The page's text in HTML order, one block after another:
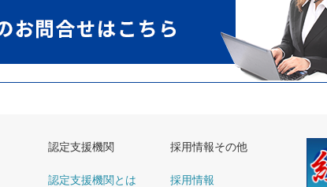
認定支援機関
認定支援機関とは
採用情報その他
採用情報